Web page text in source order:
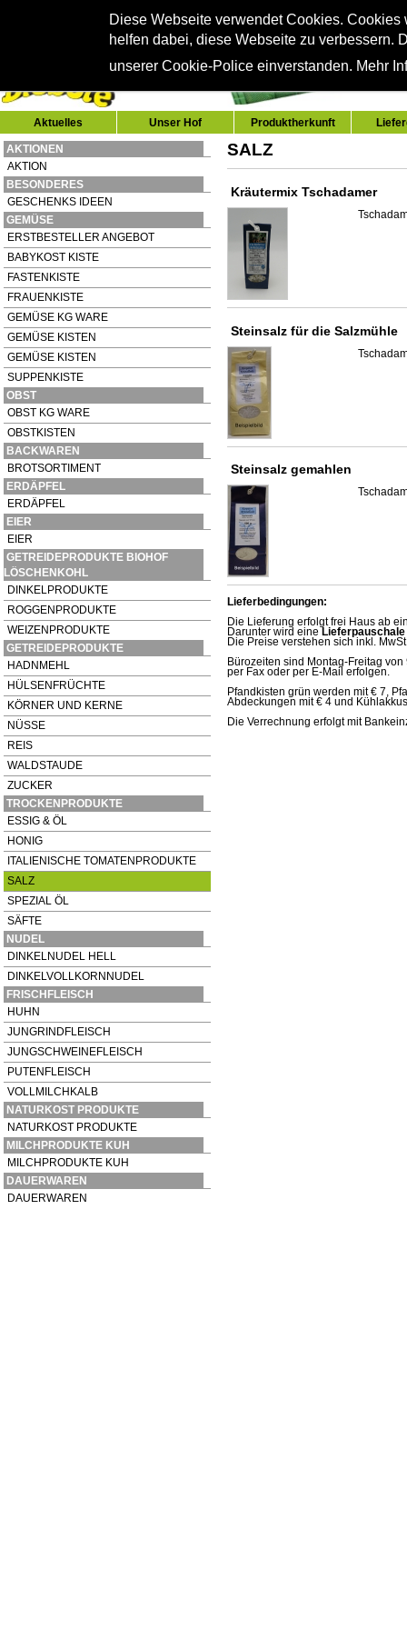
Aktuelles Unser Hof Produktherkunft
AKTIONEN
AKTION
BESONDERES
GESCHENKS IDEEN
GEMÜSE
ERSTBESTELLER ANGEBOT
BABYKOST KISTE
FASTENKISTE
FRAUENKISTE
GEMÜSE KG WARE
GEMÜSE KISTEN
GEMÜSE KISTEN
SUPPENKISTE
OBST
OBST KG WARE
OBSTKISTEN
BACKWAREN
BROTSORTIMENT
ERDÄPFEL
ERDÄPFEL
EIER
EIER
GETREIDEPRODUKTE BIOHOF
LÖSCHENKOHL
DINKELPRODUKTE
ROGGENPRODUKTE
WEIZENPRODUKTE
GETREIDEPRODUKTE
HADNMEHL
HÜLSENFRÜCHTE
KÖRNER UND KERNE
NÜSSE
REIS
WALDSTAUDE
ZUCKER
TROCKENPRODUKTE
ESSIG & ÖL
HONIG
ITALIENISCHE TOMATENPRODUKTE
SALZ
SPEZIAL ÖL
SÄFTE
NUDEL
DINKELNUDEL HELL
DINKELVOLLKORNNUDEL
FRISCHFLEISCH
HUHN
JUNGRINDFLEISCH
JUNGSCHWEINEFLEISCH
PUTENFLEISCH
VOLLMILCHKALB
NATURKOST PRODUKTE
NATURKOST PRODUKTE
MILCHPRODUKTE KUH
MILCHPRODUKTE KUH
DAUERWAREN
DAUERWAREN
SALZ
Kräutermix Tschadamer
Steinsalz für die Salzmühle
Steinsalz gemahlen
Lieferbedingungen:
Die Lieferung erfolgt frei Haus ab
Darunter wird eine
Die Preise verstehen sich inkl.
Bürozeiten sind Montag-Freitag
per Fax oder per E-Mail erfolgen.
Pfandkisten grün werden mit € 7,
Abdeckungen mit € 4 und
Die Verrechnung erfolgt mit
Diese Webseite verwendet Cookies.
helfen dabei, diese Webseite zu verbessern.
unserer Cookie-Police einverstanden. Mehr